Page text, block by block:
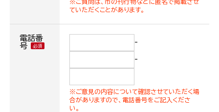
※ご質問は、市の刊行物などに匿名で掲載させ
ていただくことがあります。
電話番
号
-
-
※ご意見の内容について確認させていただく場
合がありますので、電話番号をご記入くださ
い。